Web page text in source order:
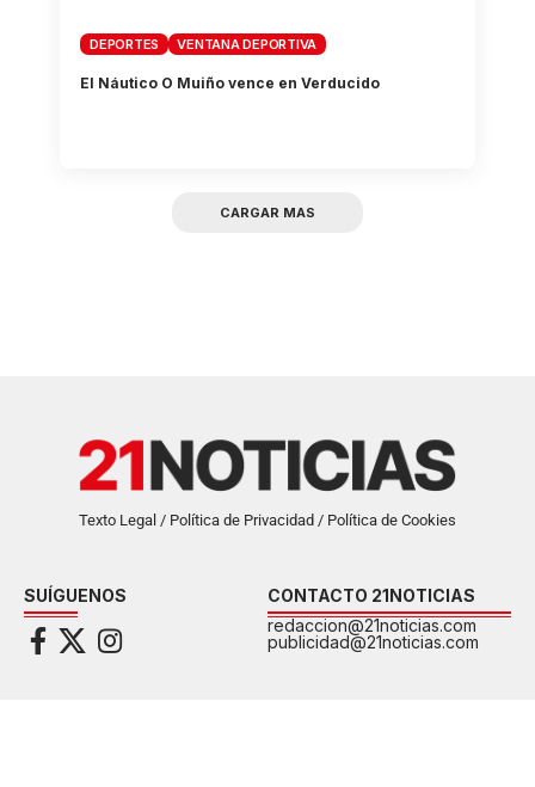
DEPORTES VENTANA DEPORTIVA
El Náutico O Muiño vence en Verducido
CARGAR MAS
Texto Legal / Política de Privacidad / Política de Cookies
SUÍGUENOS
CONTACTO 21NOTICIAS
redaccion@21noticias.com
publicidad@21noticias.com